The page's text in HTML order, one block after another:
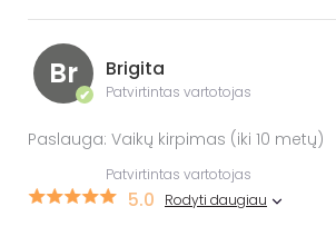
Br
✔
Brigita
Patvirtintas vartotojas
Paslauga: Vaikų kirpimas (iki 10 metų)
Patvirtintas vartotojas
5.0 Rodyti daugiau